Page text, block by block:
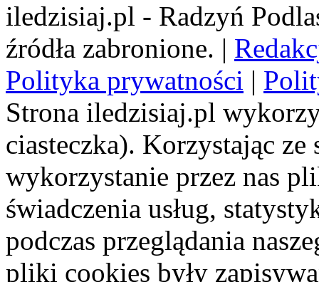
iledzisiaj.pl - Radzyń
źródła zabronione. |
Polityka prywatności |
Strona iledzisiaj.pl
ciasteczka). Korzystając
wykorzystanie przez nas
świadczenia usług,
podczas przeglądania
pliki cookies były